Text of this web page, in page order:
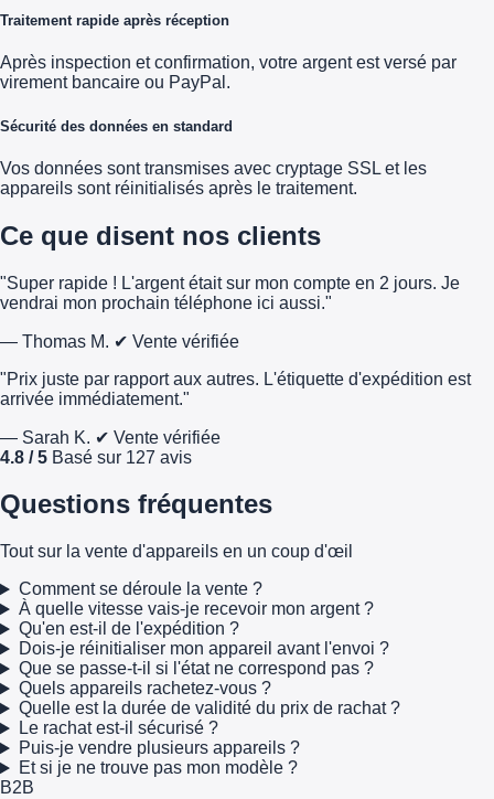
Traitement rapide après réception
Après inspection et confirmation, votre argent est versé par
virement bancaire ou PayPal.
Sécurité des données en standard
Vos données sont transmises avec cryptage SSL et les
appareils sont réinitialisés après le traitement.
Ce que disent nos clients
"Super rapide ! L'argent était sur mon compte en 2 jours. Je
vendrai mon prochain téléphone ici aussi."
— Thomas M. ✔ Vente vérifiée
"Prix juste par rapport aux autres. L'étiquette d'expédition est
arrivée immédiatement."
— Sarah K. ✔ Vente vérifiée
4.8 / 5 Basé sur 127 avis
Questions fréquentes
Tout sur la vente d'appareils en un coup d'œil
Comment se déroule la vente ?
À quelle vitesse vais-je recevoir mon argent ?
Qu'en est-il de l'expédition ?
Dois-je réinitialiser mon appareil avant l'envoi ?
Que se passe-t-il si l'état ne correspond pas ?
Quels appareils rachetez-vous ?
Quelle est la durée de validité du prix de rachat ?
Le rachat est-il sécurisé ?
Puis-je vendre plusieurs appareils ?
Et si je ne trouve pas mon modèle ?
B2B